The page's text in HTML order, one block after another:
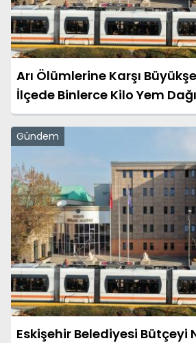
Arı Ölümlerine Karşı
İlçede Binlerce Kilo Yem
Gündem
Eskişehir Belediyesi Bütçeyi